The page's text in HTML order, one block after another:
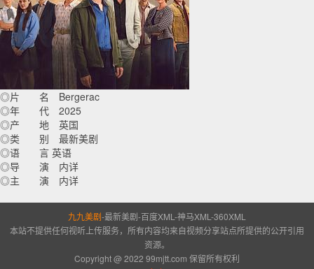
◎片 名 Bergerac
◎年 代 2025
◎产 地 英国
◎类 别 最新美剧
◎语 言 英语
◎导 演 内详
◎主 演 内详
九九美剧-最新美剧-百度XML -神马XML -360XML
本站不提供任何视听上传服务，所有内容均来自视频分享站点所提供的公开引用
资源。
Copyright @ 2022 99mjtt.com 保留所有权利